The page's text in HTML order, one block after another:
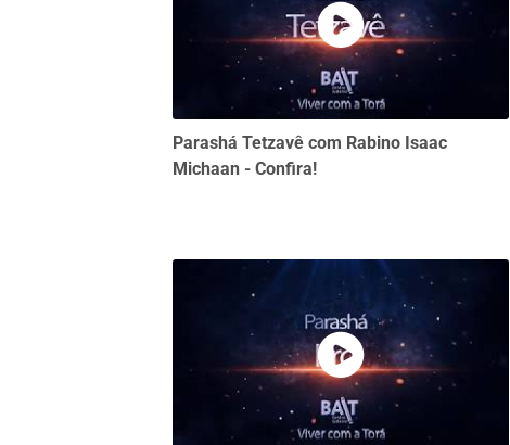
Parashá Tetzavê com Rabino Isaac
Michaan - Confira!